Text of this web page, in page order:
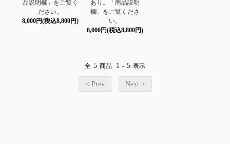
品説明欄」をご覧く
ださい。
8,000円(税込8,800円)
あり。「商品説明
欄」をご覧くださ
い。
8,000円(税込8,800円)
全 5 商品 1 - 5 表示
< Prev Next >